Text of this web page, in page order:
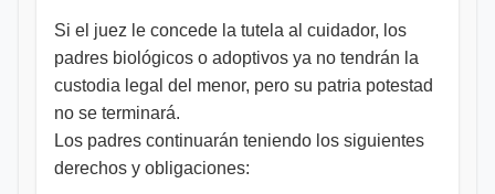
Si el juez le concede la tutela al cuidador, los
padres biológicos o adoptivos ya no tendrán la
custodia legal del menor, pero su patria potestad
no se terminará.
Los padres continuarán teniendo los siguientes
derechos y obligaciones: